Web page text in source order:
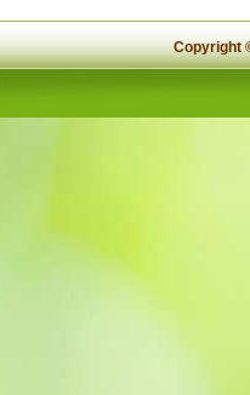
Copyright